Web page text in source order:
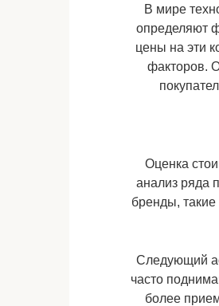
В мире
определяют
цены на эти
факторов.
Оценка
анализ ряда
бренды, такие
Следующий
часто
более